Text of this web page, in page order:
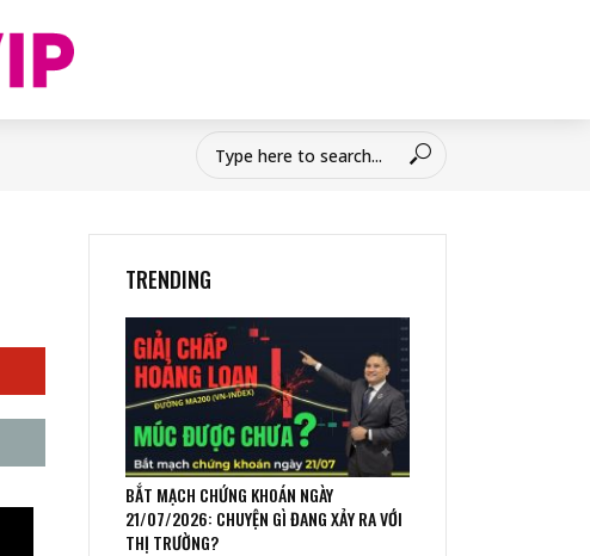
TRENDING
BẮT MẠCH CHỨNG KHOÁN NGÀY
21/07/2026: CHUYỆN GÌ ĐANG XẢY RA VỚI
THỊ TRƯỜNG?